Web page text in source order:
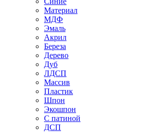
Материал
МДФ
Эмаль
Акрил
Береза
Дерево
Дуб
ЛДСП
Массив
Пластик
Шпон
Экошпон
С патиной
ДСП